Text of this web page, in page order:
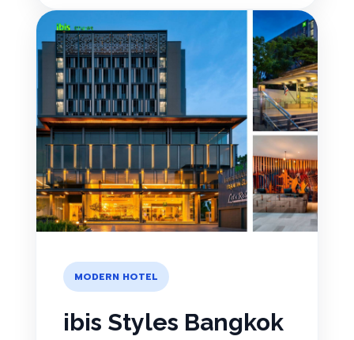
MODERN HOTEL
ibis Styles Bangkok